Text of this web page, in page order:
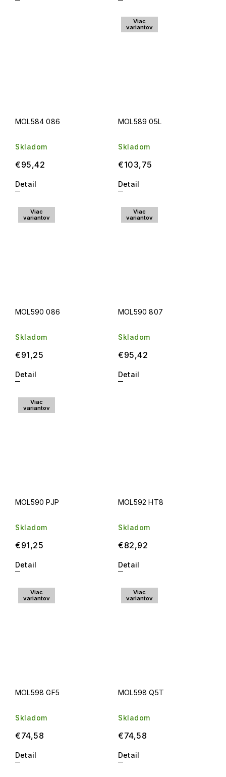
MOL584 086
Skladom
€95,42
Detail
Viac
variantov
MOL589 05L
Skladom
€103,75
Detail
Viac
variantov
MOL590 086
Skladom
€91,25
Detail
Viac
variantov
MOL590 807
Skladom
€95,42
Detail
Viac
variantov
MOL590 PJP
Skladom
€91,25
Detail
MOL592 HT8
Skladom
€82,92
Detail
Viac
variantov
MOL598 GF5
Skladom
€74,58
Detail
Viac
variantov
MOL598 Q5T
Skladom
€74,58
Detail